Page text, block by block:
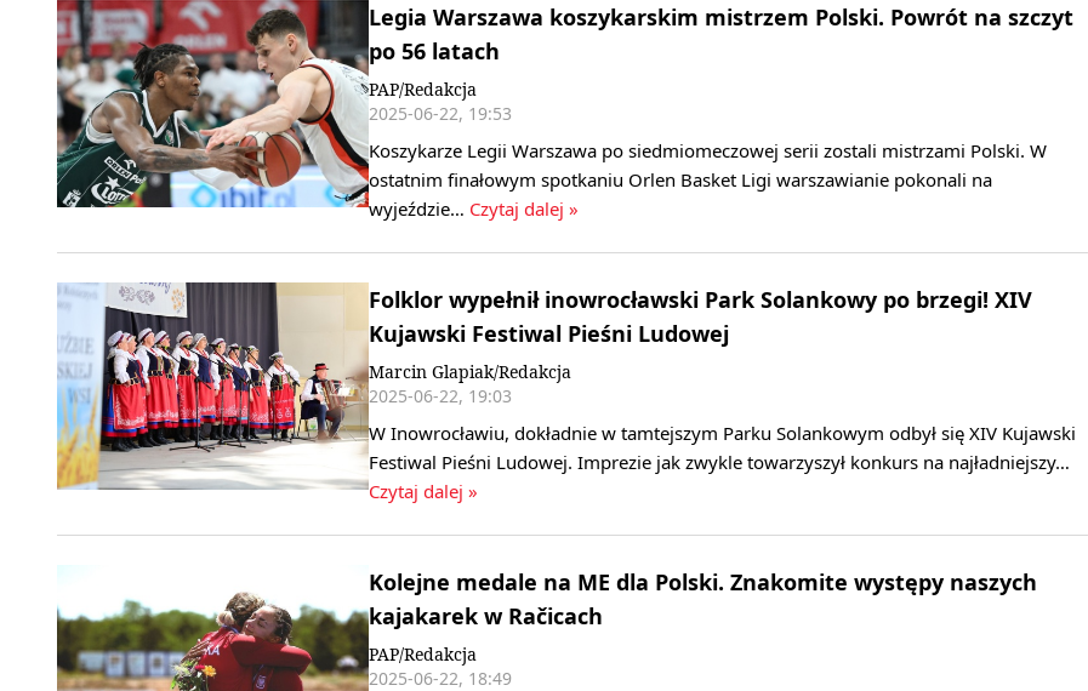
Legia Warszawa koszykarskim mistrzem Polski. Powrót na szczyt
po 56 latach
PAP/Redakcja
2025-06-22, 19:53
Koszykarze Legii Warszawa po siedmiomeczowej serii zostali mistrzami Polski. W
ostatnim finałowym spotkaniu Orlen Basket Ligi warszawianie pokonali na
wyjeździe… Czytaj dalej »
Folklor wypełnił inowrocławski Park Solankowy po brzegi! XIV
Kujawski Festiwal Pieśni Ludowej
Marcin Glapiak/Redakcja
2025-06-22, 19:03
W Inowrocławiu, dokładnie w tamtejszym Parku Solankowym odbył się XIV Kujawski
Festiwal Pieśni Ludowej. Imprezie jak zwykle towarzyszył konkurs na najładniejszy…
Czytaj dalej »
Kolejne medale na ME dla Polski. Znakomite występy naszych
kajakarek w Račicach
PAP/Redakcja
2025-06-22, 18:49